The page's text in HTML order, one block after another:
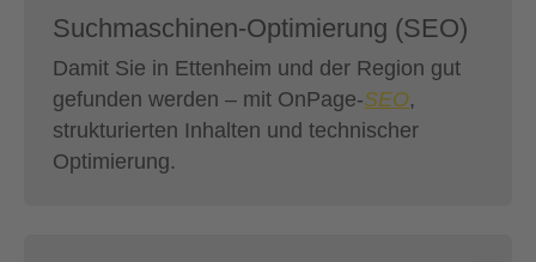
Suchmaschinen-Optimierung (SEO)
Damit Sie in Ettenheim und der Region gut
gefunden werden – mit OnPage-SEO,
strukturierten Inhalten und technischer
Optimierung.